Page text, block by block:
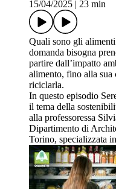
15/04/2025
23 min
Quali sono gli
domanda bisogna
partire dall’impatto
alimento, fino alla sua
riciclarla.
In questo episodio
il tema della
alla professoressa
Dipartimento di
Torino, specializzata